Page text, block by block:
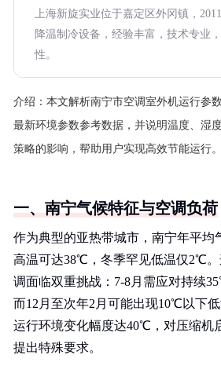
上海新旋实业位于嘉定区外冈镇，
降温制冷设备，经验丰富，技术专业
性。
介绍： 本文解析南宁市空调室外机运行参
最新环境参数参考数据，并说明温度、湿
策略的影响，帮助用户实现高效节能运行。
一、南宁气候特征与空调负荷
作为典型的亚热带城市，南宁年平
高温可达38℃，冬季罕见低温仅2℃。
调面临双重挑战：7-8月需应对持续
而12月至次年2月可能出现10℃以下
运行环境变化幅度达40℃，对压缩机
提出特殊要求。